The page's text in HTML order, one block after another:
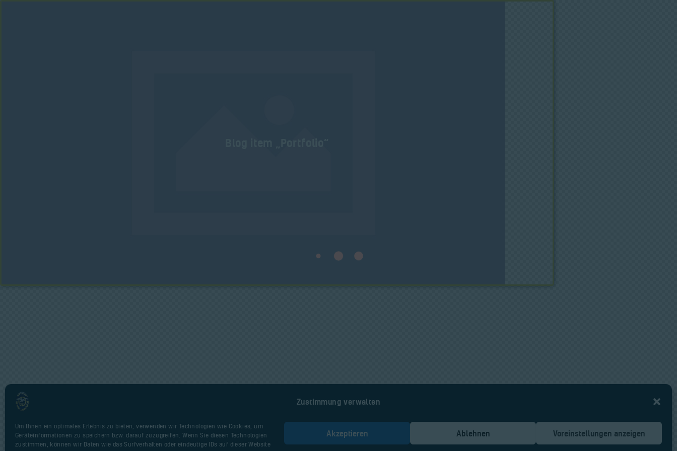
Zustimmung verwalten
Um Ihnen ein optimales Erlebnis zu bieten, verwenden wir Technologien wie Cookies, um
Geräteinformationen zu speichern bzw. darauf zuzugreifen. Wenn Sie diesen Technologien
zustimmen, können wir Daten wie das Surfverhalten oder eindeutige IDs auf dieser Website
Akzeptieren Ablehnen Voreinstellungen anzeigen